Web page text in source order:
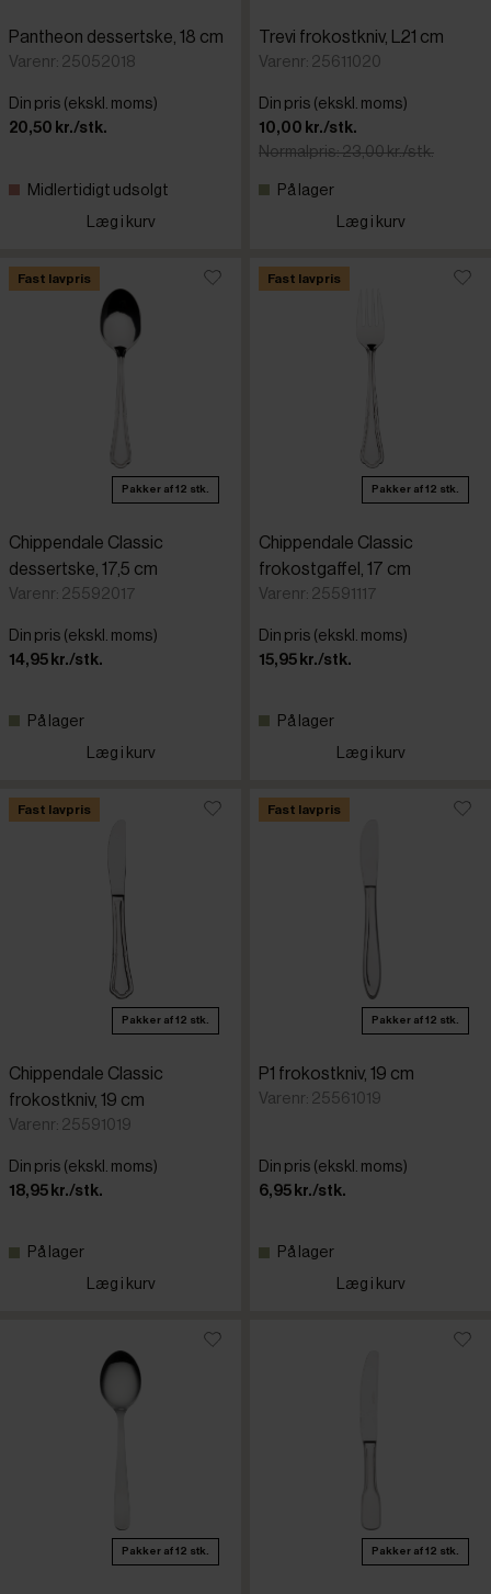
Pantheon dessertske, 18 cm
Varenr: 25052018
Din pris (ekskl. moms)
20,50 kr./stk.
Midlertidigt udsolgt
Læg i kurv
Trevi frokostkniv, L21 cm
Varenr: 25611020
Din pris (ekskl. moms)
10,00 kr./stk.
Normalpris: 23,00 kr./stk.
På lager
Læg i kurv
Fast lavpris
Pakker af 12 stk.
Chippendale Classic
dessertske, 17,5 cm
Varenr: 25592017
Din pris (ekskl. moms)
14,95 kr./stk.
På lager
Læg i kurv
Fast lavpris
Pakker af 12 stk.
Chippendale Classic
frokostgaffel, 17 cm
Varenr: 25591117
Din pris (ekskl. moms)
15,95 kr./stk.
På lager
Læg i kurv
Fast lavpris
Pakker af 12 stk.
Chippendale Classic
frokostkniv, 19 cm
Varenr: 25591019
Din pris (ekskl. moms)
18,95 kr./stk.
På lager
Læg i kurv
Fast lavpris
Pakker af 12 stk.
P1 frokostkniv, 19 cm
Varenr: 25561019
Din pris (ekskl. moms)
6,95 kr./stk.
På lager
Læg i kurv
Pakker af 12 stk. Pakker af 12 stk.